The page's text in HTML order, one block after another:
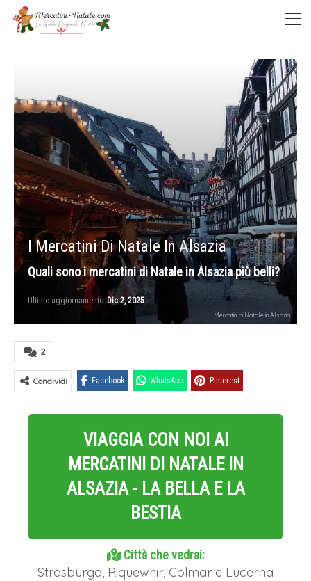
I Mercatini Di Natale In Alsazia
Quali sono i mercatini di Natale in Alsazia più belli?
Ultimo aggiornamento Dic 2, 2025
Mercatini di Natale in Alsazia
2
Condividi Facebook WhatsApp Pinterest
VIAGGIA CON NOI AI
MERCATINI DI NATALE IN
ALSAZIA - LA BELLA E LA
BESTIA
Città che vedrai:
Strasburgo, Riquewhir, Colmar e Lucerna